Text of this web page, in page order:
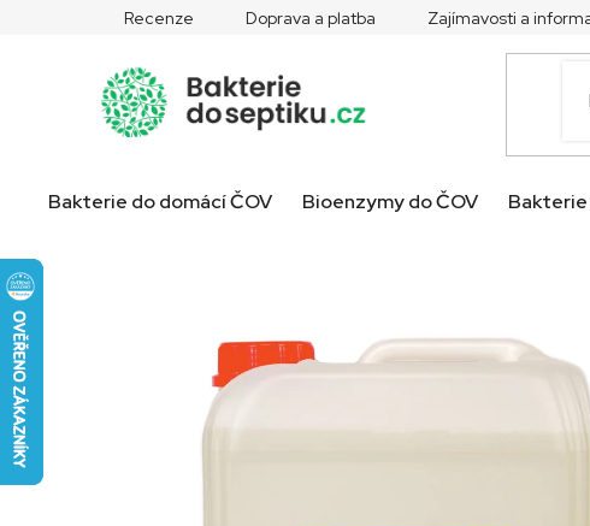
Recenze Doprava a platba Zajímavosti a
Bakterie do domácí ČOV Bioenzymy do ČOV